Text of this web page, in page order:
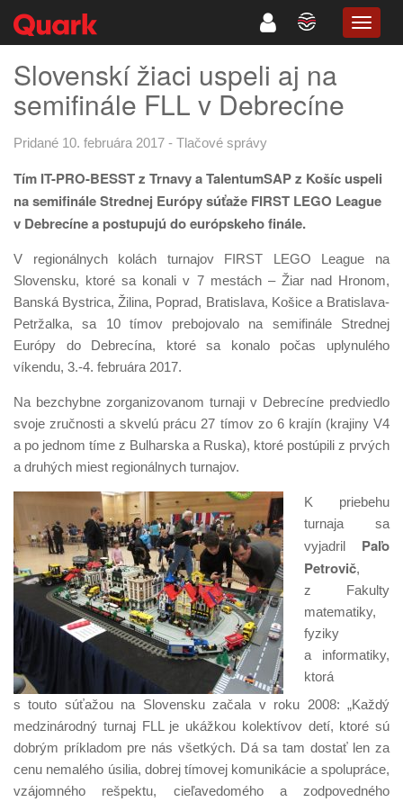
Slovenskí žiaci uspeli aj na
semifinále FLL v Debrecíne
Pridané 10. februára 2017 - Tlačové správy
Tím IT-PRO-BESST z Trnavy a TalentumSAP z Košíc uspeli
na semifinále Strednej Európy súťaže FIRST LEGO League
v Debrecíne a postupujú do európskeho finále.
V regionálnych kolách turnajov FIRST LEGO League na
Slovensku, ktoré sa konali v 7 mestách – Žiar nad Hronom,
Banská Bystrica, Žilina, Poprad, Bratislava, Košice a Bratislava-
Petržalka, sa 10 tímov prebojovalo na semifinále Strednej
Európy do Debrecína, ktoré sa konalo počas uplynulého
víkendu, 3.-4. februára 2017.
Na bezchybne zorganizovanom turnaji v Debrecíne predviedlo
svoje zručnosti a skvelú prácu 27 tímov zo 6 krajín (krajiny V4
a po jednom tíme z Bulharska a Ruska), ktoré postúpili z prvých
a druhých miest regionálnych turnajov.
K priebehu
turnaja sa
vyjadril Paľo
Petrovič,
z Fakulty
matematiky,
fyziky
a informatiky,
ktorá
s touto súťažou na Slovensku začala v roku 2008: „Každý
medzinárodný turnaj FLL je ukážkou kolektívov detí, ktoré sú
dobrým príkladom pre nás všetkých. Dá sa tam dostať len za
cenu nemalého úsilia, dobrej tímovej komunikácie a spolupráce,
vzájomného rešpektu, cieľavedomého a zodpovedného